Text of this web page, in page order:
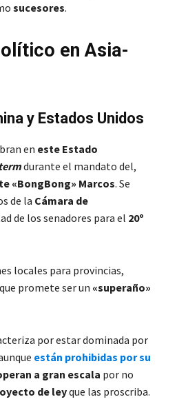
sucesores.
en Asia-
y Estados Unidos
en este Estado
durante el mandato del,
«BongBong» Marcos. Se
de la Cámara de
de los senadores para el 20º
locales para provincias,
promete ser un «superaño»
por estar dominada por
están prohibidas por su
a gran escala por no
de leyque las proscriba.